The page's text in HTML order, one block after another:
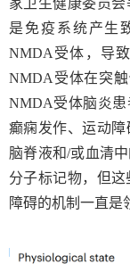
家卫生健康委员
是免疫系统产生
NMDA 受体，导
NMDA 受体在突
NMDA受体脑炎患
癫痫发作、运动
脑脊液和/或血清
分子标记物，但
障碍的机制一直是